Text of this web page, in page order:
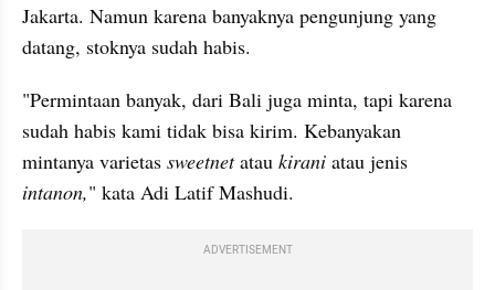
Jakarta. Namun karena banyaknya pengunjung yang
datang, stoknya sudah habis.
"Permintaan banyak, dari Bali juga minta, tapi karena
sudah habis kami tidak bisa kirim. Kebanyakan
mintanya varietas sweetnet atau kirani
intanon," kata Adi Latif Mashudi.
ADVERTISEMENT